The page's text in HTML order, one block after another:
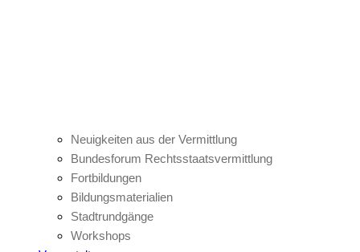
Neuigkeiten aus der Vermittlung
Bundesforum Rechtsstaatsvermittlung
Fortbildungen
Bildungsmaterialien
Stadtrundgänge
Workshops